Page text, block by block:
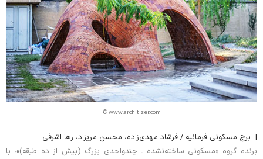
© www.architizer.com
|- برج مسکونی فرمانیه / فرشاد مهدی‌زاده، محسن مریزاد، رها اشرفی
برنده گروه «مسکونی ساخته‌نشده ـ چندواحدی بزرگ (بیش از ده طبقه)»، با